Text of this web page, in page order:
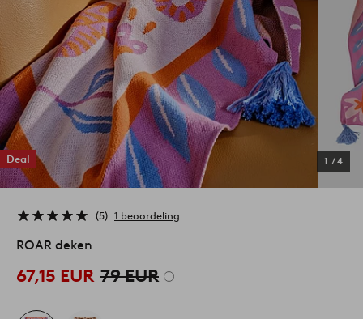
Deal 1 /4
5 1 beoordeling
ROAR deken
67,15 EUR 79 EUR